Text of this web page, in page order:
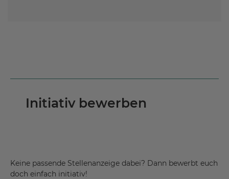
Initiativ bewerben
Keine passende Stellenanzeige dabei? Dann bewerbt euch
doch einfach initiativ!